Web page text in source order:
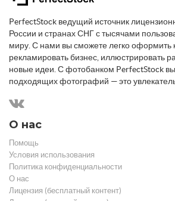
PerfectStock ведущий источник
России и странах СНГ с тысячами
миру. С нами вы сможете легко оформить
рекламировать бизнес, иллюстрировать
новые идеи. С фотобанком PerfectStock вы
подходящих фотографий — это
О нас
Помощь
Условия использования
Политика конфиденциальности
О нас
Лицензия (бесплатный контент)